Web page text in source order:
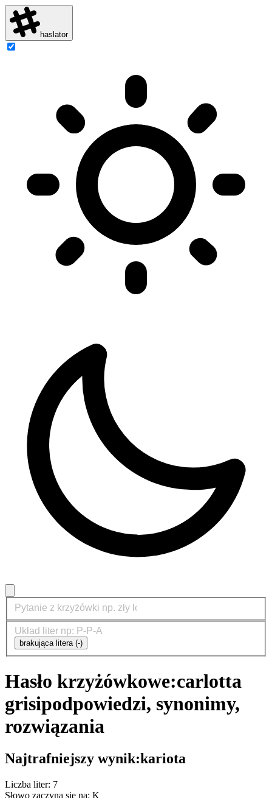
haslator
brakująca litera (-)
Hasło krzyżówkowe:carlotta
grisipodpowiedzi, synonimy,
rozwiązania
Najtrafniejszy wynik:kariota
Liczba liter: 7
Słowo zaczyna się na: K